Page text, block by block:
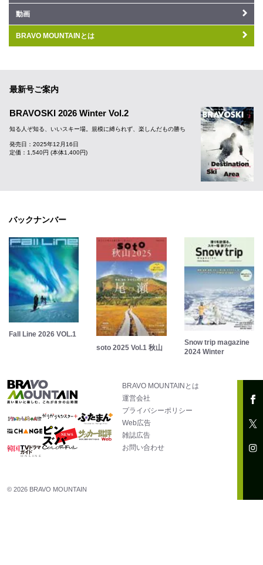
動画
BRAVO MOUNTAINとは
最新号ご案内
BRAVOSKI 2026 Winter Vol.2
知る人ぞ知る、いいスキー場。規模に縛られず、楽しんだもの勝ち
発売日：2025年12月16日
定価：1,540円 (本体1,400円)
バックナンバー
Fall Line 2026 VOL.1
soto 2025 Vol.1 秋山
Snow trip magazine
2024 Winter
BRAVO MOUNTAINとは
運営会社
プライバシーポリシー
Web広告
雑誌広告
お問い合わせ
© 2026 BRAVO MOUNTAIN